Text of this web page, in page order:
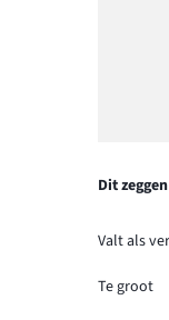
Dit
Valt als
Te groot